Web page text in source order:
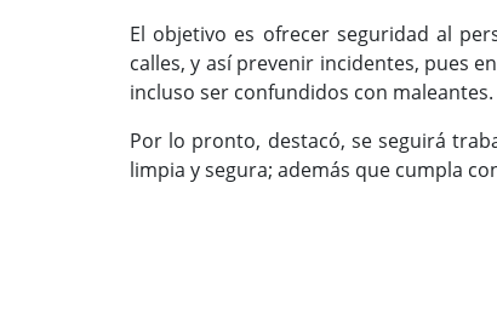
El objetivo es ofrecer seguridad al
calles, y así prevenir incidentes, pues
incluso ser confundidos con maleantes.
Por lo pronto, destacó, se seguirá
limpia y segura; además que cumpla